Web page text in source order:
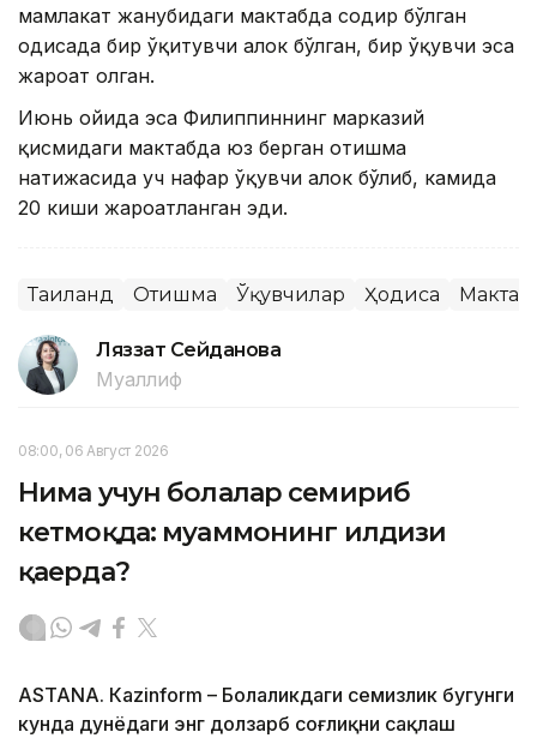
мамлакат жанубидаги мактабда содир бўлган
ҳодисада бир ўқитувчи ҳалок бўлган, бир ўқувчи эса
жароҳат олган.
Июнь ойида эса Филиппиннинг марказий
қисмидаги мактабда юз берган отишма
натижасида уч нафар ўқувчи ҳалок бўлиб, камида
20 киши жароҳатланган эди.
Таиланд Отишма Ўқувчилар Ҳодиса
Ляззат Сейданова
Муаллиф
08:00, 06 Август 2026
Нима учун болалар семириб
кетмоқда: муаммонинг илдизи
қаерда?
ASTANА. Кazinform – Болаликдаги семизлик бугунги
кунда дунёдаги энг долзарб соғлиқни сақлаш